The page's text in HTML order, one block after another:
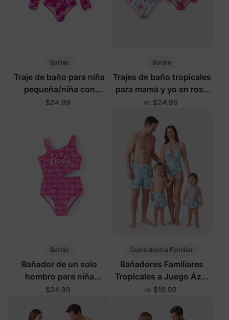
Barbie
Traje de baño para niña
pequeña/niña con
cremallera frontal y
$24.99
Barbie
Trajes de baño tropicales
para mamá y yo en rosa
fuerte
de $24.99
Barbie
Bañador de un solo
hombro para niña
pequeña/niña con
protección UPF50+ en
rosa fuerte
$24.99
Coincidencia Familiar
Bañadores Familiares
Tropicales a Juego Azul
Claro
de $18.99